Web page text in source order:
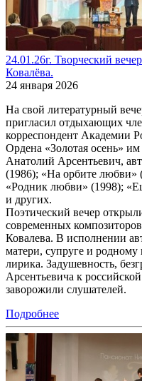
24.01.26г. Творческий
Ковалёва.
24 января 2026
На свой литературный
пригласил отдыхающих
корреспондент Академии
Ордена «Золотая осень»
Анатолий Арсентьевич,
(1986); «На орбите любви»
«Родник любви» (1998);
и других.
Поэтический вечер
современных
Ковалева. В исполнении
матери, супруге и
лирика. Задушевность,
Арсентьевича к
заворожили слушателей.
Подробнее